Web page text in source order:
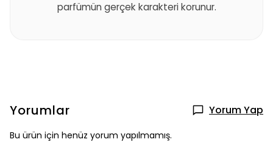
parfümün gerçek karakteri korunur.
Yorumlar Yorum Yap
Bu ürün için henüz yorum yapılmamış.